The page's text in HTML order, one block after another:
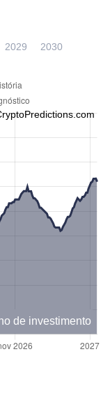
2029 2030
de investimento